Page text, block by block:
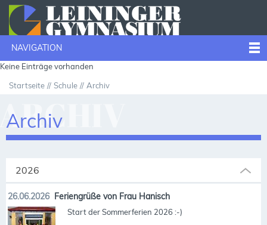
NAVIGATION
Keine Einträge vorhanden
Startseite Schule Archiv
Archiv
2026
26.06.2026 Feriengrüße von Frau Hanisch
Start der Sommerferien 2026 :-)